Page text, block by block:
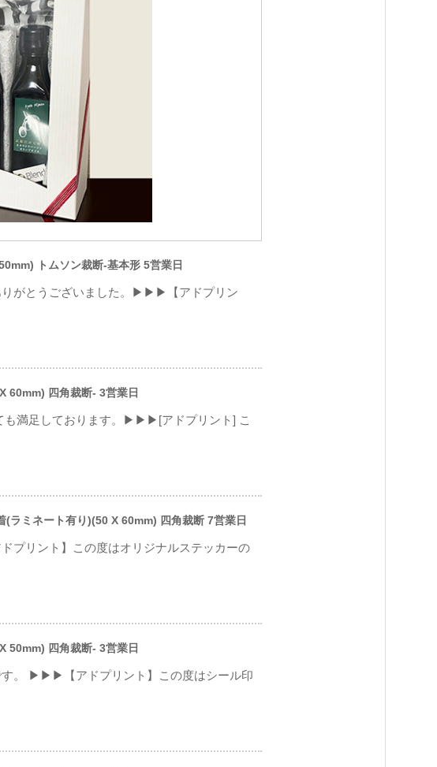
トムソン裁断-基本形 5営業日
りがとうございました。▶▶▶【アドプリン
四角裁断- 3営業日
も満足しております。▶▶▶[アドプリント] こ
ミネート有り)(50 X 60mm) 四角裁断 7営業日
プリント】この度はオリジナルステッカーの
四角裁断- 3営業日
す。 ▶▶▶【アドプリント】この度はシール印